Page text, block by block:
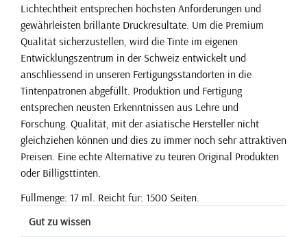
Lichtechtheit entsprechen höchsten Anforderungen und
gewährleisten brillante Druckresultate. Um die Premium
Qualität sicherzustellen, wird die Tinte im eigenen
Entwicklungszentrum in der Schweiz entwickelt und
anschliessend in unseren Fertigungsstandorten in die
Tintenpatronen abgefüllt. Produktion und Fertigung
entsprechen neusten Erkenntnissen aus Lehre und
Forschung. Qualität, mit der asiatische Hersteller nicht
gleichziehen können und dies zu immer noch sehr attraktiven
Preisen. Eine echte Alternative zu teuren Original Produkten
oder Billigsttinten.
Füllmenge: 17 ml. Reicht für: 1500 Seiten.
Gut zu wissen